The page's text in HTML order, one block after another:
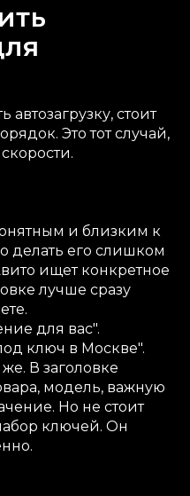
автозагрузку, стоит
Это тот случай,
и близким к
делать его слишком
ищет конкретное
лучше сразу
для вас".
ключ в Москве".
В заголовке
модель, важную
Но не стоит
ключей. Он